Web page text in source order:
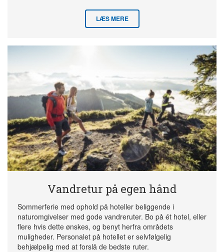
LÆS MERE
Vandretur på egen hånd
Sommerferie med ophold på hoteller beliggende i
naturomgivelser med gode vandreruter. Bo på ét hotel, eller
flere hvis dette ønskes, og benyt herfra områdets
muligheder. Personalet på hotellet er selvfølgelig
behjælpelig med at forslå de bedste ruter.